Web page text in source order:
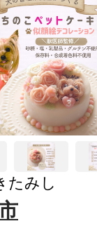
たみし